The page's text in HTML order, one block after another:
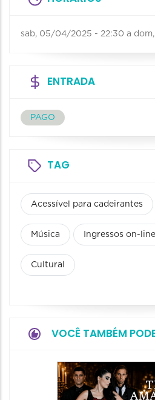
sab, 05/04/2025 - 22:30 a
ENTRADA
PAGO
TAG
Acessível para cadeirantes
Música Ingressos on-line
Cultural
VOCÊ TAMBÉM